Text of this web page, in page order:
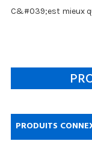
C&#039;est mieux
PRODUITS